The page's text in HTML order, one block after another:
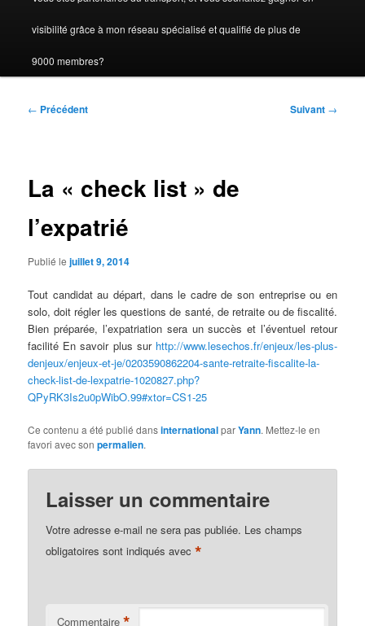
visibilité grâce à mon réseau spécialisé et qualifié de plus de
9000 membres?
Navigation
← Précédent Suivant →
La « check list » de
l’expatrié
Publié lejuillet 9, 2014
Tout candidat au départ, dans le cadre de son entreprise ou en
solo, doit régler les questions de santé, de retraite ou de fiscalité.
Bien préparée, l’expatriation sera un succès et l’éventuel retour
facilité En savoir plus sur http://www.lesechos.fr/enjeux/les-plus-
denjeux/enjeux-et-je/0203590862204-sante-retraite-fiscalite-la-
check-list-de-lexpatrie-1020827.php?
QPyRK3Is2u0pWibO.99#xtor=CS1-25
Ce contenu a été publié dansinternationalparYann. Mettez-le en
favori avec sonpermalien.
Laisser un commentaire
Votre adresse e-mail ne sera pas publiée. Les champs
obligatoires sont indiqués avec*
Commentaire